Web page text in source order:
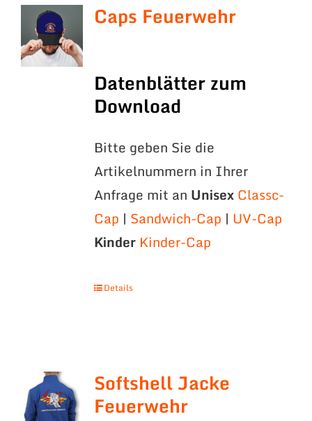
Caps Feuerwehr
Datenblätter zum
Download
Bitte geben Sie die
Artikelnummern in Ihrer
Anfrage mit an UnisexClassc-
Cap | Sandwich-Cap | UV-Cap
Kinder Kinder-Cap
Details
Softshell Jacke
Feuerwehr